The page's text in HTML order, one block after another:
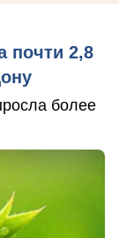
почти 2,8
более